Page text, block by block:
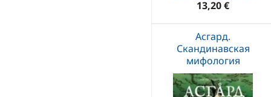
13,20 €
Асгард.
Скандинавская
мифология